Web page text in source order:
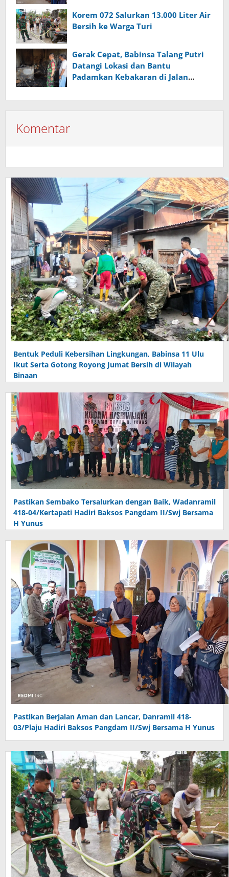
Korem 072 Salurkan 13.000 Liter Air
Bersih ke Warga Turi
Gerak Cepat, Babinsa Talang Putri
Datangi Lokasi dan Bantu
Padamkan Kebakaran di Jalan
Komentar
Bentuk Peduli Kebersihan Lingkungan, Babinsa 11 Ulu
Ikut Serta Gotong Royong Jumat Bersih di Wilayah
Binaan
Pastikan Sembako Tersalurkan dengan Baik, Wadanramil
418-04/Kertapati Hadiri Baksos Pangdam II/Swj Bersama
H Yunus
Pastikan Berjalan Aman dan Lancar, Danramil 418-
03/Plaju Hadiri Baksos Pangdam II/Swj Bersama H Yunus